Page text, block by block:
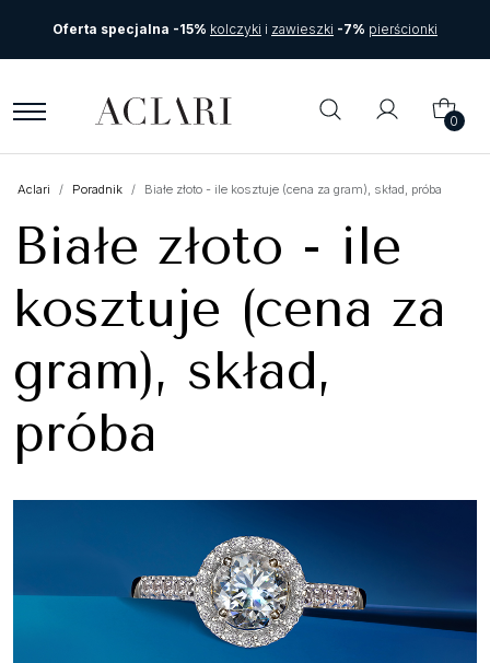
Oferta specjalna -15% kolczyki i zawieszki -7% pierścionki
0
Aclari Poradnik Białe złoto - ile kosztuje (cena za gram), skład, próba
Białe złoto - ile
kosztuje (cena za
gram), skład,
próba